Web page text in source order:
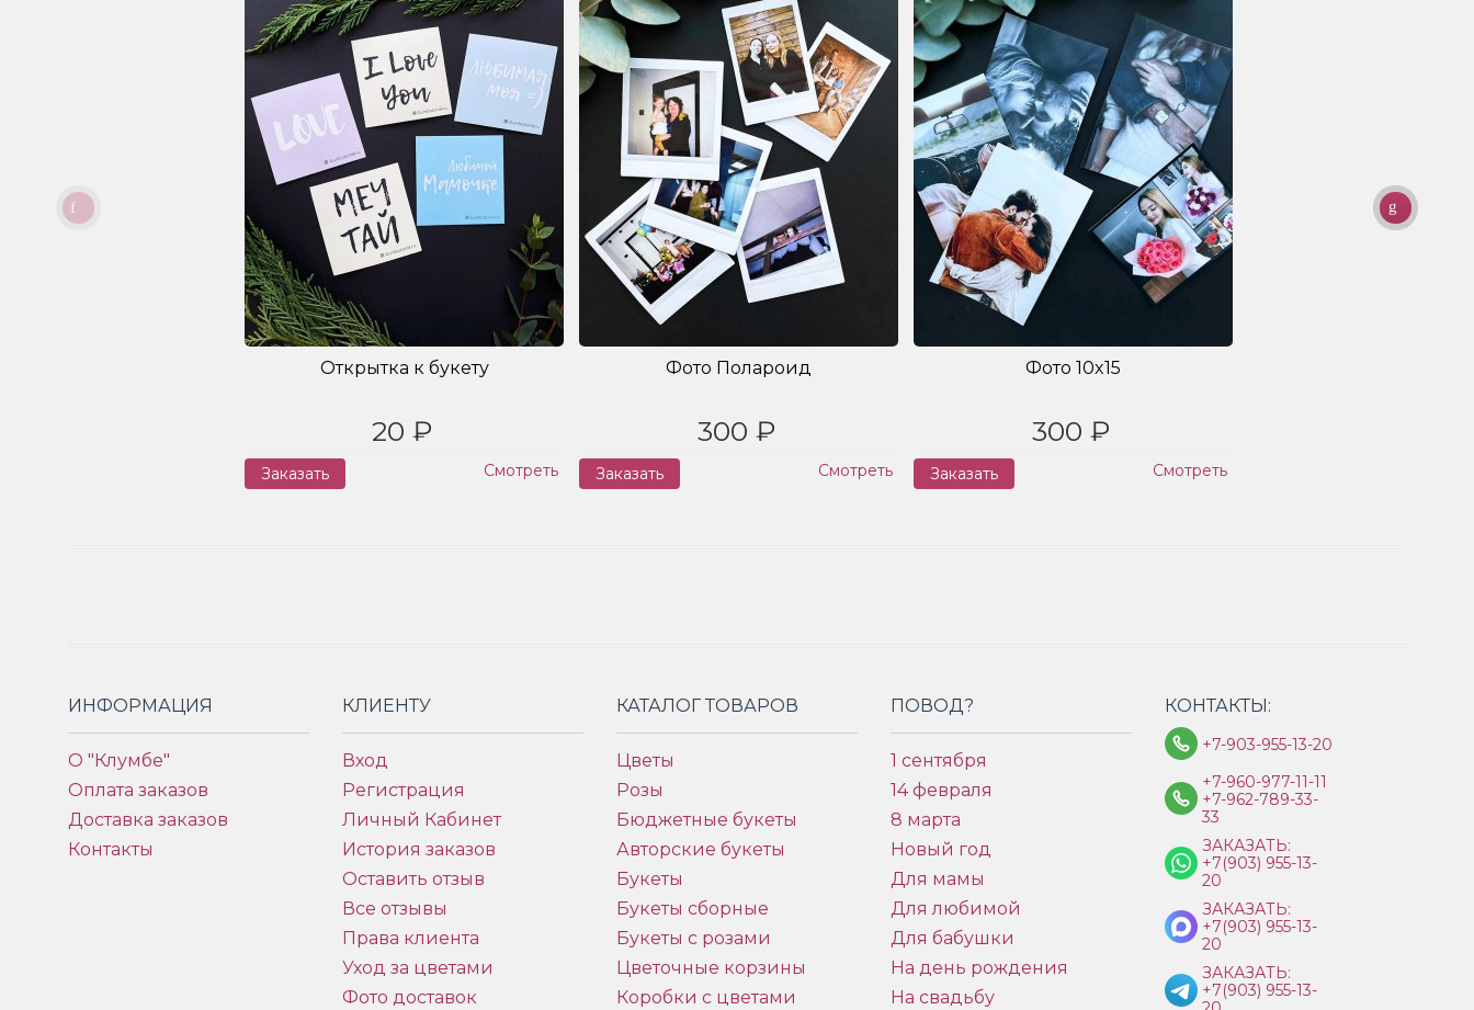
Открытка к букету
20 ₽
Заказать Смотреть
Фото Полароид
300 ₽
Заказать Смотреть
Фото 10x15
300 ₽
Заказать Смотреть
ИНФОРМАЦИЯ
О "Клумбе"
Оплата заказов
Доставка заказов
Контакты
КЛИЕНТУ
Вход
Регистрация
Личный Кабинет
История заказов
Оставить отзыв
Все отзывы
Права клиента
Уход за цветами
Фото доставок
КАТАЛОГ ТОВАРОВ
Цветы
Розы
Бюджетные букеты
Авторские букеты
Букеты
Букеты сборные
Букеты с розами
Цветочные корзины
Коробки с цветами
ПОВОД?
1 сентября
14 февраля
8 марта
Новый год
Для мамы
Для любимой
Для бабушки
На день рождения
На свадьбу
КОНТАКТЫ:
+7-903-955-13-20
+7-960-977-11-11
+7-962-789-33-
33
ЗАКАЗАТЬ:
+7(903) 955-13-
20
ЗАКАЗАТЬ:
+7(903) 955-13-
20
ЗАКАЗАТЬ:
+7(903) 955-13-